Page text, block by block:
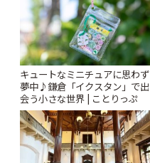
キュートなミニチュアに思わず
夢中♪鎌倉「イクスタン」で出
会う小さな世界 | ことりっぷ